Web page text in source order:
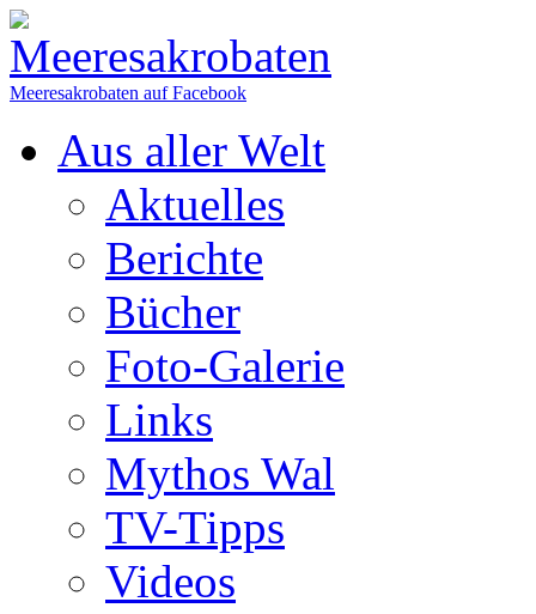
Meeresakrobaten auf Facebook
Aus aller Welt
Aktuelles
Berichte
Bücher
Foto-Galerie
Links
Mythos Wal
TV-Tipps
Videos